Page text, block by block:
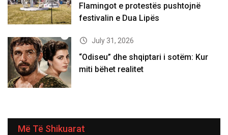
Flamingot e protestës pushtojnë
festivalin e Dua Lipës
July 31, 2026
“Odiseu” dhe shqiptari i sotëm: Kur
miti bëhet realitet
Më Të Shikuarat